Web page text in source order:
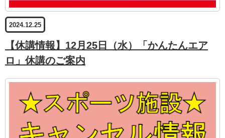
2024.12.25
【休講情報】12月25日（水）「かんたんエア
ロ」休講のご案内